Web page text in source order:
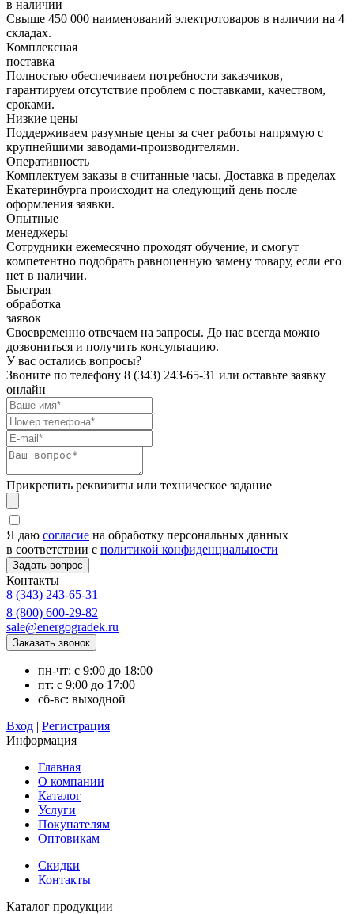
в наличии
Свыше 450 000 наименований электротоваров в наличии на 4
складах.
Комплексная
поставка
Полностью обеспечиваем потребности заказчиков,
гарантируем отсутствие проблем с поставками, качеством,
сроками.
Низкие цены
Поддерживаем разумные цены за счет работы напрямую с
крупнейшими заводами-производителями.
Оперативность
Комплектуем заказы в считанные часы. Доставка в пределах
Екатеринбурга происходит на следующий день после
оформления заявки.
Опытные
менеджеры
Сотрудники ежемесячно проходят обучение, и смогут
компетентно подобрать равноценную замену товару, если его
нет в наличии.
Быстрая
обработка
заявок
Своевременно отвечаем на запросы. До нас всегда можно
дозвониться и получить консультацию.
У вас остались вопросы?
Звоните по телефону 8 (343) 243-65-31 или оставьте заявку
онлайн
Прикрепить реквизиты или техническое задание
Я даю согласие на обработку персональных данных
в соответствии с политикой конфиденциальности
Контакты
8 (343) 243-65-31
8 (800) 600-29-82
sale@energogradek.ru
пн-чт: с 9:00 до 18:00
пт: с 9:00 до 17:00
сб-вс: выходной
Вход | Регистрация
Информация
Главная
О компании
Каталог
Услуги
Покупателям
Оптовикам
Скидки
Контакты
Каталог продукции